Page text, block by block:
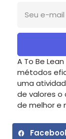
A To Be
métodos
uma
de valores o
de melhor e